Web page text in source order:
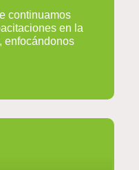
continuamos
en la
enfocándonos